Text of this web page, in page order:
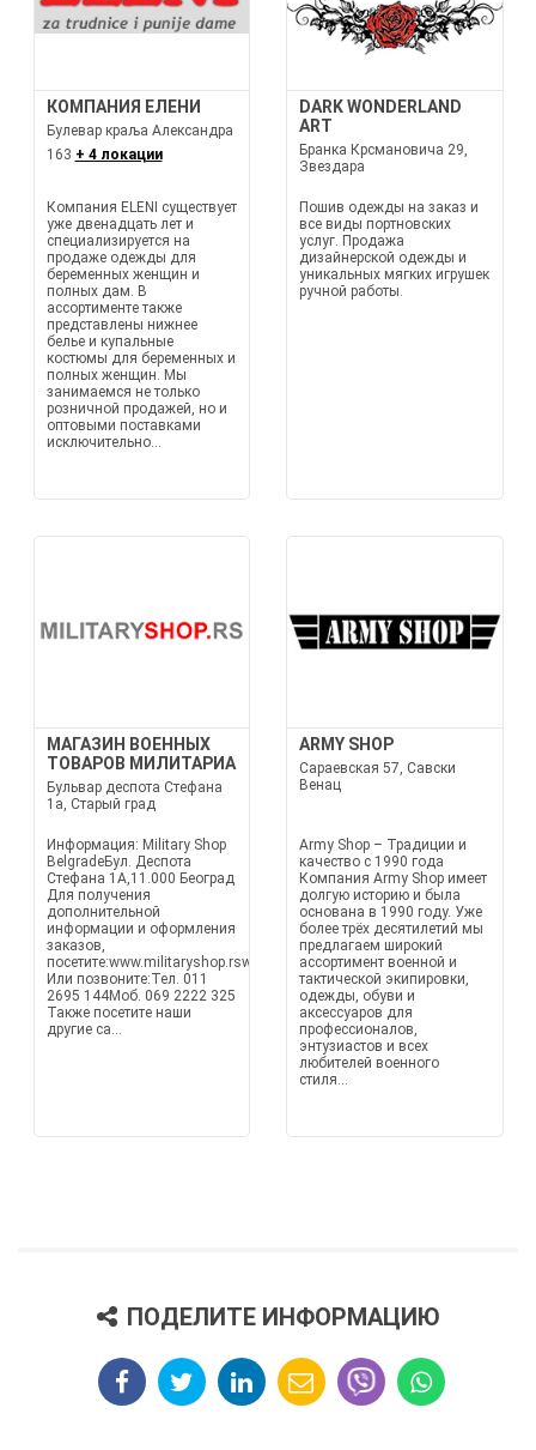
КОМПАНИЯ ЕЛЕНИ
Булевар краља Александра
163 + 4 локации
Компания ELENI существует
уже двенадцать лет и
специализируется на
продаже одежды для
беременных женщин и
полных дам. В
ассортименте также
представлены нижнее
белье и купальные
костюмы для беременных и
полных женщин. Мы
занимаемся не только
розничной продажей, но и
оптовыми поставками
исключительно...
DARK WONDERLAND
ART
Бранка Крсмановича 29,
Звездара
Пошив одежды на заказ и
все виды портновских
услуг. Продажа
дизайнерской одежды и
уникальных мягких игрушек
ручной работы.
МАГАЗИН ВОЕННЫХ
ТОВАРОВ МИЛИТАРИА
Бульвар деспота Стефана
1а, Старый град
Информация: Military Shop
BelgradeБул. Деспота
Стефана 1А,11.000 Београд
Для получения
дополнительной
информации и оформления
заказов,
Или позвоните:Тел. 011
2695 144Моб. 069 2222 325
Также посетите наши
другие са...
ARMY SHOP
Сараевская 57, Савски
Венац
Army Shop – Традиции и
качество с 1990 года
Компания Army Shop имеет
долгую историю и была
основана в 1990 году. Уже
более трёх десятилетий мы
предлагаем широкий
ассортимент военной и
тактической экипировки,
одежды, обуви и
аксессуаров для
профессионалов,
энтузиастов и всех
любителей военного
стиля...
ПОДЕЛИТЕ ИНФОРМАЦИЮ